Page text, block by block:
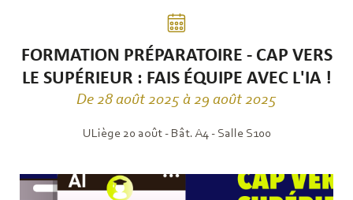
FORMATION PRÉPARATOIRE - CAP VERS
LE SUPÉRIEUR : FAIS ÉQUIPE AVEC L'IA !
De 28 août 2025 à 29 août 2025
ULiège 20 août - Bât. A4 - Salle S100